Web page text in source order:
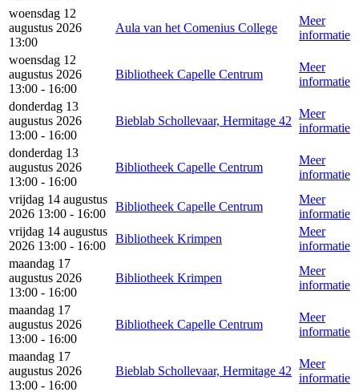
woensdag 12
augustus 2026
13:00
Aula van het Comenius College
Meer
informatie
woensdag 12
augustus 2026
13:00 - 16:00
Bibliotheek Capelle Centrum
Meer
informatie
donderdag 13
augustus 2026
13:00 - 16:00
Bieblab Schollevaar, Hermitage 42
Meer
informatie
donderdag 13
augustus 2026
13:00 - 16:00
Bibliotheek Capelle Centrum
Meer
informatie
vrijdag 14 augustus
2026 13:00 - 16:00
Bibliotheek Capelle Centrum
Meer
informatie
vrijdag 14 augustus
2026 13:00 - 16:00
Bibliotheek Krimpen
Meer
informatie
maandag 17
augustus 2026
13:00 - 16:00
Bibliotheek Krimpen
Meer
informatie
maandag 17
augustus 2026
13:00 - 16:00
Bibliotheek Capelle Centrum
Meer
informatie
maandag 17
augustus 2026
13:00 - 16:00
Bieblab Schollevaar, Hermitage 42
Meer
informatie